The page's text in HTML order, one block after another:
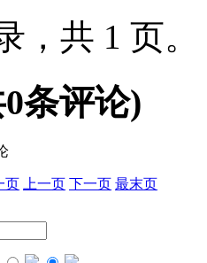
，共 1 页。
0条评论)
页 上一页 下一页 最末页